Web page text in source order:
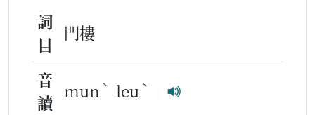
詞
目
門樓
音
讀
mun ˋ leu ˋ